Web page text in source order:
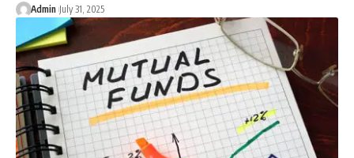
Admin July 31, 2025